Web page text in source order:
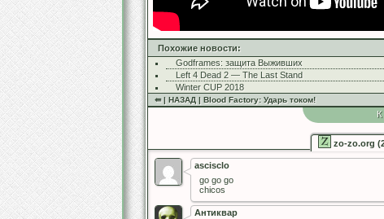
Похожие новости:
Godframes: защита Выживших
Left 4 Dead 2 — The Last Stand
Winter CUP 2018
⇚ | НАЗАД | Blood Factory: Ударь током!
zo-zo.org
ascisclo
go go go
chicos
Антиквар